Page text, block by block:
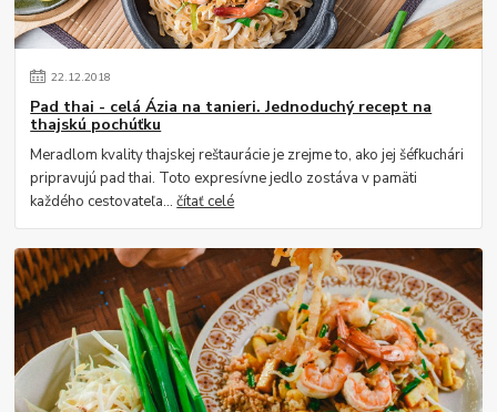
22.12.2018
Pad thai - celá Ázia na tanieri. Jednoduchý recept na
thajskú pochúťku
Meradlom kvality thajskej reštaurácie je zrejme to, ako jej šéfkuchári
pripravujú pad thai. Toto expresívne jedlo zostáva v pamäti
každého cestovateľa...čítať celé